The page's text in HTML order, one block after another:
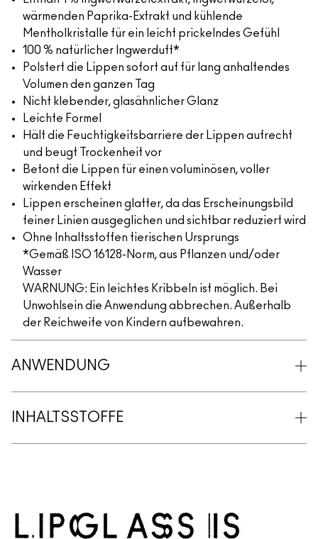
wärmenden Paprika-Extrakt und kühlende
Mentholkristalle für ein leicht prickelndes Gefühl
100 % natürlicher Ingwerduft*
Polstert die Lippen sofort auf für lang anhaltendes
Volumen den ganzen Tag
Nicht klebender, glasähnlicher Glanz
Leichte Formel
Hält die Feuchtigkeitsbarriere der Lippen aufrecht
und beugt Trockenheit vor
Betont die Lippen für einen voluminösen, voller
wirkenden Effekt
Lippen erscheinen glatter, da das Erscheinungsbild
feiner Linien ausgeglichen und sichtbar reduziert wird
Ohne Inhaltsstoffen tierischen Ursprungs
*Gemäß ISO 16128-Norm, aus Pflanzen und/oder
Wasser
WARNUNG: Ein leichtes Kribbeln ist möglich. Bei
Unwohlsein die Anwendung abbrechen. Außerhalb
der Reichweite von Kindern aufbewahren.
ANWENDUNG
INHALTSSTOFFE